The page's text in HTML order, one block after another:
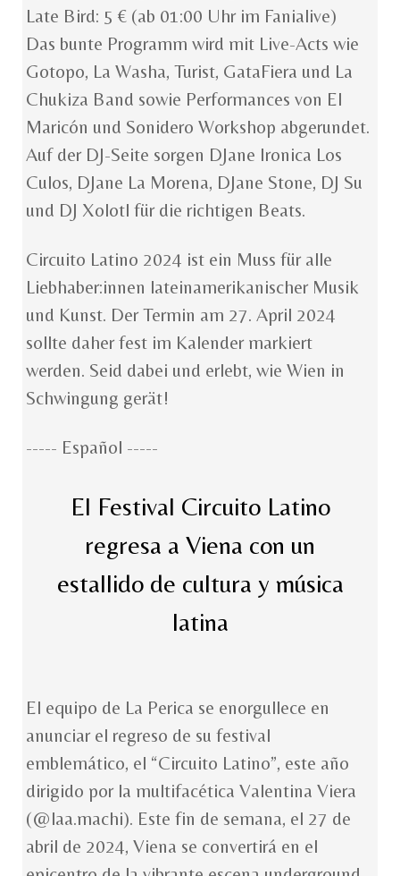
Late Bird: 5 € (ab 01:00 Uhr im Fanialive)
Das bunte Programm wird mit Live-Acts wie
Gotopo, La Washa, Turist, GataFiera und La
Chukiza Band sowie Performances von El
Maricón und Sonidero Workshop abgerundet.
Auf der DJ-Seite sorgen DJane Ironica Los
Culos, DJane La Morena, DJane Stone, DJ Su
und DJ Xolotl für die richtigen Beats.
Circuito Latino 2024 ist ein Muss für alle
Liebhaber:innen lateinamerikanischer Musik
und Kunst. Der Termin am 27. April 2024
sollte daher fest im Kalender markiert
werden. Seid dabei und erlebt, wie Wien in
Schwingung gerät!
----- Español -----
El Festival Circuito Latino
regresa a Viena con un
estallido de cultura y música
latina
El equipo de La Perica se enorgullece en
anunciar el regreso de su festival
emblemático, el “Circuito Latino”, este año
dirigido por la multifacética Valentina Viera
(@laa.machi). Este fin de semana, el 27 de
abril de 2024, Viena se convertirá en el